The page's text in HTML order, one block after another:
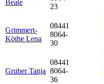
Beate
23
Grimmert-
Köthe Lena
08441
8064-
30
Gruber Tanja
08441
8064-
36